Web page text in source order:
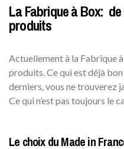
La Fabrique à Box:
produits
Actuellement à la Fabrique
produits. Ce qui est déjà bon
derniers, vous ne trouverez
Ce qui n’est pas toujours le
Le choix du Made in